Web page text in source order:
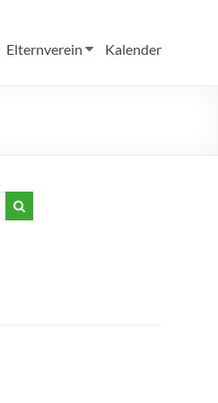
Elternverein Kalender